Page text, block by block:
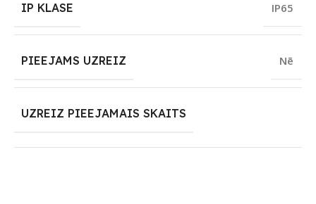
IP KLASE IP65
PIEEJAMS UZREIZ Nē
UZREIZ PIEEJAMAIS SKAITS